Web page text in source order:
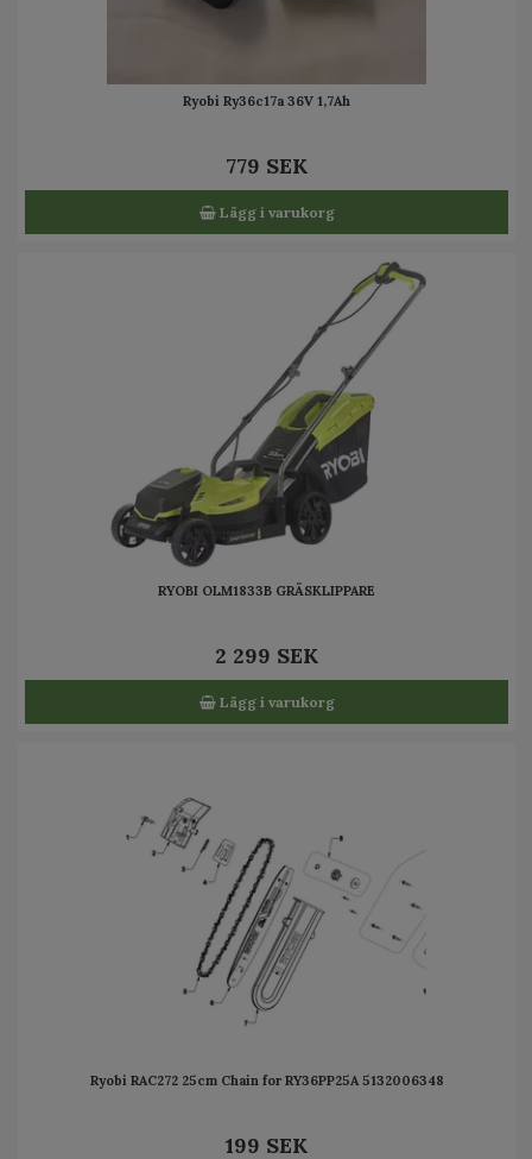
Ryobi Ry36c17a 36V 1,7Ah
779 SEK
Lägg i varukorg
RYOBI OLM1833B GRÄSKLIPPARE
2 299 SEK
Lägg i varukorg
Ryobi RAC272 25cm Chain for RY36PP25A 5132006348
199 SEK